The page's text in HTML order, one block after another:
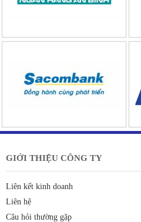
GIỚI THIỆU CÔNG TY
Liên kết kinh doanh
Liên hệ
Câu hỏi thường gặp